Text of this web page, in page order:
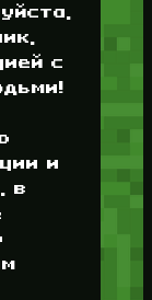
с
и
в